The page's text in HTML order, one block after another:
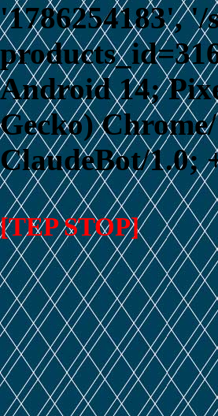
'1786254183',
Android 14;
Gecko)
ClaudeBot/1.0;
[TEP STOP]